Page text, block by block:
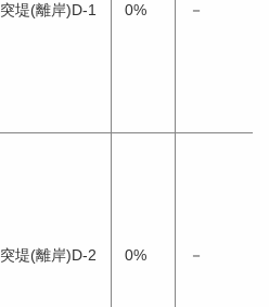
突堤(離岸)D-1 0% －
突堤(離岸)D-2 0% －